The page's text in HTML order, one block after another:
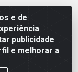
e de
publicidade
e melhorar a